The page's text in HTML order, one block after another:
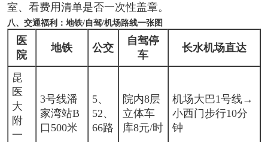
室、看费用清单是否一次性盖章。
八、交通福利：地铁/自驾/机场路线一张图
医
院
地铁 公交
自驾停
车
长水机场直达
昆
医
大
附
一
3号线潘
家湾站B
口500米
5、
52、
66路
院内8层
立体车
库8元/时
机场大巴1号线→
小西门步行10分
钟